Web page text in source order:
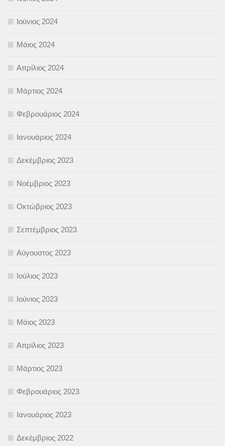
Ιούνιος 2024
Μάιος 2024
Απρίλιος 2024
Μάρτιος 2024
Φεβρουάριος 2024
Ιανουάριος 2024
Δεκέμβριος 2023
Νοέμβριος 2023
Οκτώβριος 2023
Σεπτέμβριος 2023
Αύγουστος 2023
Ιούλιος 2023
Ιούνιος 2023
Μάιος 2023
Απρίλιος 2023
Μάρτιος 2023
Φεβρουάριος 2023
Ιανουάριος 2023
Δεκέμβριος 2022